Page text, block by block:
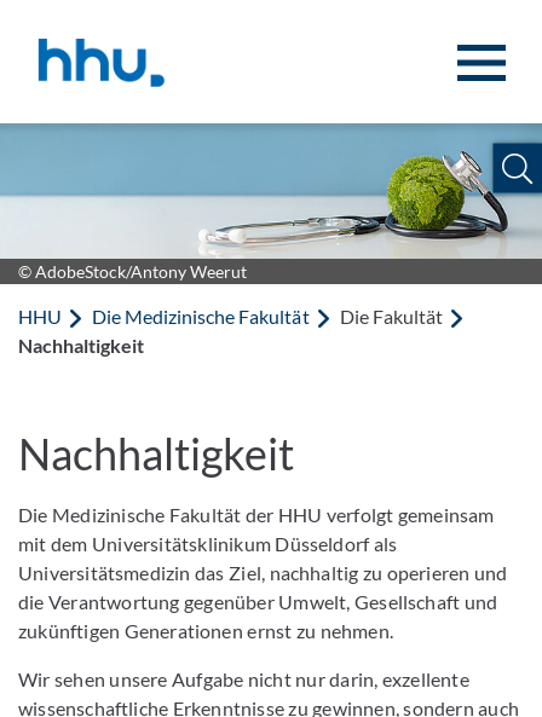
© AdobeStock/Antony Weerut
HHU Die Medizinische Fakultät
Die Fakultät
Nachhaltigkeit
Nachhaltigkeit
Die Medizinische Fakultät der HHU verfolgt gemeinsam
mit dem Universitätsklinikum Düsseldorf als
Universitätsmedizin das Ziel, nachhaltig zu operieren und
die Verantwortung gegenüber Umwelt, Gesellschaft und
zukünftigen Generationen ernst zu nehmen.
Wir sehen unsere Aufgabe nicht nur darin, exzellente
wissenschaftliche Erkenntnisse zu gewinnen, sondern auch